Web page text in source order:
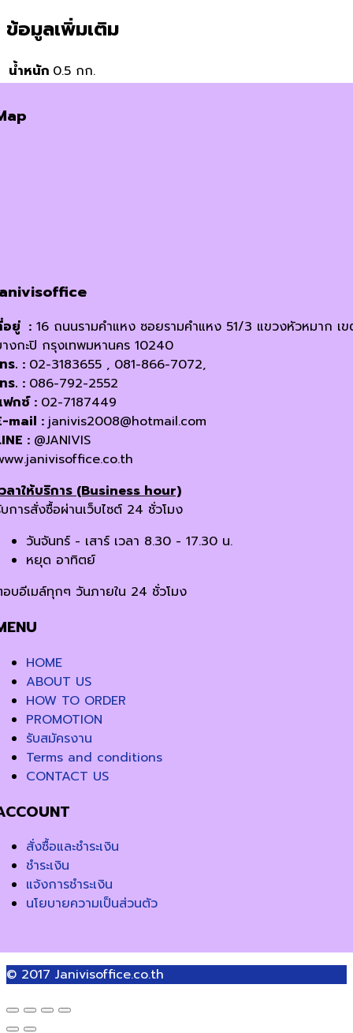
ข้อมูลเพิ่มเติม
น้ำหนัก 0.5 กก.
อยู่ : 16 ถนนรามคำแหง ซอยรามคำแหง 51/3 แขวงหัวหมาก เ
งกะปิ กรุงเทพมหานคร 10240
ร. : 02-3183655 , 081-866-7072,
ร. : 086-792-2552
กซ์ : 02-7187449
mail : janivis2008@hotmail.com
: @JANIVIS
ลาให้บริการ (Business hour)
การสั่งซื้อผ่านเว็บไซต์ 24 ชั่วโมง
วันจันทร์ - เสาร์ เวลา 8.30 - 17.30 น.
หยุด อาทิตย์
บอีเมล์ทุกๆ วันภายใน 24 ชั่วโมง
HOME
ABOUT US
HOW TO ORDER
PROMOTION
รับสมัครงาน
Terms and conditions
CONTACT US
สั่งซื้อและชำระเงิน
ชำระเงิน
แจ้งการชำระเงิน
นโยบายความเป็นส่วนตัว
© 2017 Janivisoffice.co.th